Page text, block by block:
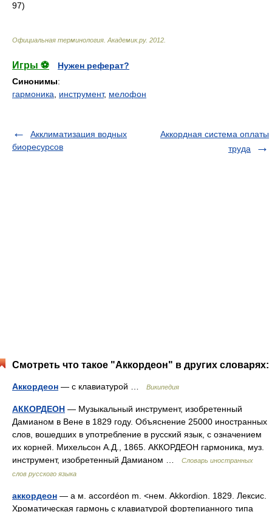
97)
Официальная терминология Академик.ру. 2012
Игры ⚽
Нужен реферат?
Синонимы:
гармоника
инструмент, мелофон
Акклиматизация водных
биоресурсов
Аккордная система оплаты
труда
Смотреть что такое "Аккордеон" в других словарях:
Аккордеон — с клавиатурой … Википедия
АККОРДЕОН — Музыкальный инструмент, изобретенный
Дамианом в Вене в 1829 году. Объяснение 25000 иностранных
слов, вошедших в употребление в русский язык, с означением
их корней. Михельсон А.Д., 1865. АККОРДЕОН гармоника, муз.
инструмент, изобретенный Дамианом …
Словарь иностранных
слов русского языка
аккордеон — а м. accordéon m. <нем. Akkordion. 1829. Лексис.
Хроматическая гармонь с клавиатурой фортепианного типа